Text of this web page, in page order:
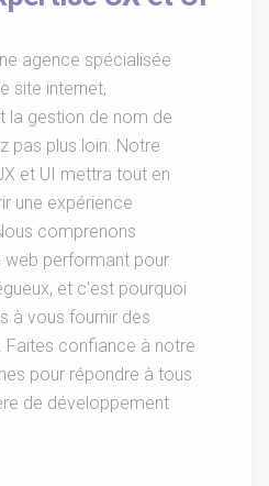
agence spécialisée
site internet,
la gestion de nom de
pas plus loin. Notre
et UI mettra tout en
une expérience
comprenons
web performant pour
et c'est pourquoi
à vous fournir des
Faites confiance à notre
pour répondre à tous
de développement